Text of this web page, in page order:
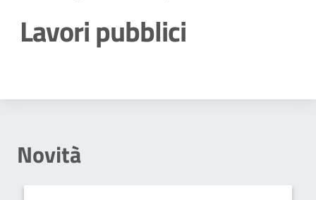
Lavori pubblici
Novità